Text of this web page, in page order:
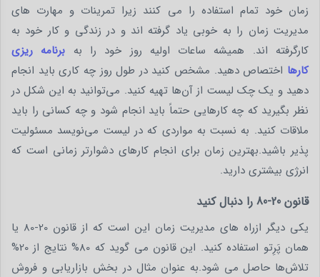
زمان خود تمام استفاده را می کنند زیرا تمرینات و مهارت های
مدیریت زمان را به خوبی یاد گرفته اند و در زندگی و کار خود به
کارگرفته اند. همیشه ساعات اولیه روز خود را به برنامه ریزی
کارها اختصاص دهید. مشخص کنید در طول روز چه کاری باید انجام
دهید و یک چک لیست از آن‌ها تهیه کنید. می‌توانید به این شکل در
نظر بگیرید که چه کارهایی حتماً باید انجام شود و چه کسانی را باید
ملاقات کنید. به نسبت به مواردی که در لیست می‌نویسد مسئولیت
پذیر باشید.بهترین زمان برای انجام کارهای دشوارتر زمانی است که
انرژی بیشتری دارید.
قانون 20-80 را دنبال کنید
یکی دیگر ازراه های مدیریت زمان این است که از قانون 20-80 یا
همان پَرِتو استفاده کنید. این قانون می‌ گوید که 80% نتایج از 20%
تلاش‌ها حاصل می‌ شود.به عنوان مثال در بخش بازاریابی و فروش